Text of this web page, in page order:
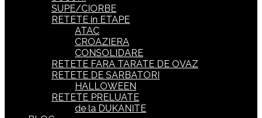
SUPE/CIORBE
RETETE in ETAPE
ATAC
CROAZIERA
CONSOLIDARE
RETETE FARA TARATE DE OVAZ
RETETE DE SARBATORI
HALLOWEEN
RETETE PRELUATE
de la DUKANITE